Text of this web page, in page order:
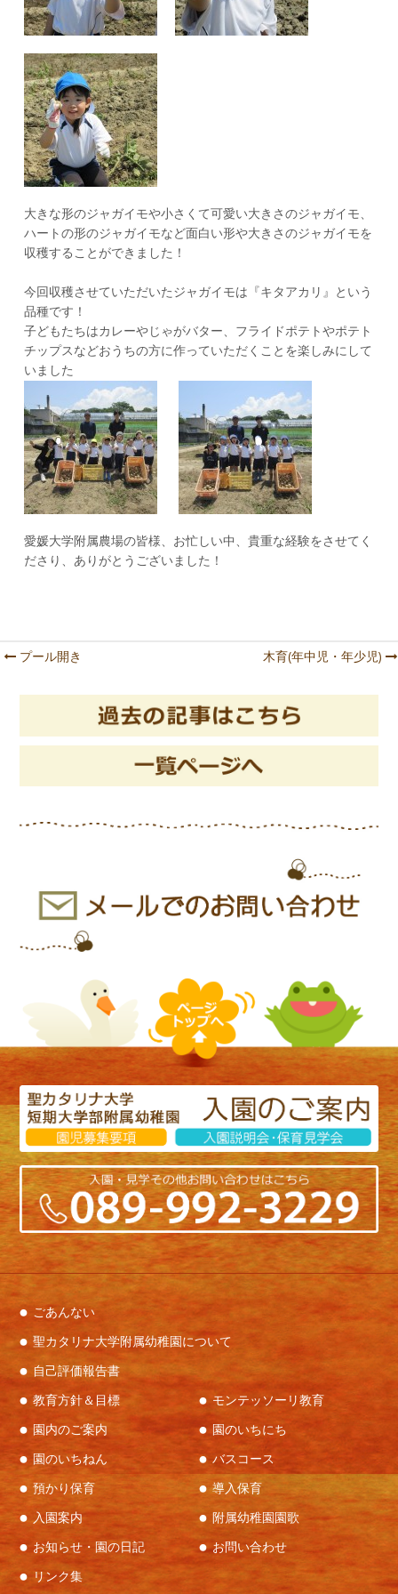
大きな形のジャガイモや小さくて可愛い大きさのジャガイモ、
ハートの形のジャガイモなど面白い形や大きさのジャガイモを
収穫することができました！
今回収穫させていただいたジャガイモは『キタアカリ』という
品種です！
子どもたちはカレーやじゃがバター、フライドポテトやポテト
チップスなどおうちの方に作っていただくことを楽しみにして
いました
愛媛大学附属農場の皆様、お忙しい中、貴重な経験をさせてく
ださり、ありがとうございました！
Post navigation
プール開き 木育(年中児・年少児)
ごあんない
聖カタリナ大学附属幼稚園について
自己評価報告書
教育方針＆目標 モンテッソーリ教育
園内のご案内 園のいちにち
園のいちねん バスコース
預かり保育 導入保育
入園案内 附属幼稚園園歌
お知らせ・園の日記 お問い合わせ
リンク集